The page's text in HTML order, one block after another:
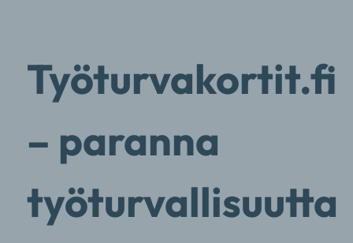
Työturvakortit.fi
– paranna
työturvallisuutta